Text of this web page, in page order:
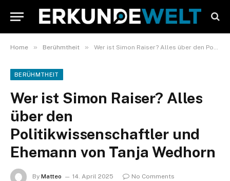
Home » Berühmtheit » Wer ist Simon Raiser? Alles über den Politikwissenschaftler und Ehemann von Tanja Wedhorn
BERÜHMTHEIT
Wer ist Simon Raiser? Alles
über den
Politikwissenschaftler und
Ehemann von Tanja Wedhorn
By Matteo 14. April 2025
No Comments